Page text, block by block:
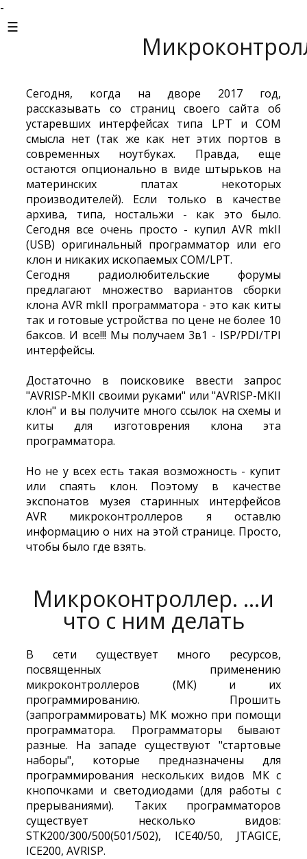
-
Сегодня, когда на дворе 2017 год,
рассказывать со страниц своего сайта об
устаревших интерфейсах типа LPT и COM
смысла нет (так же как нет этих портов в
современных ноутбуках. Правда, еще
остаются опционально в виде штырьков на
материнских платах некоторых
производителей). Если только в качестве
архива, типа, ностальжи - как это было.
Сегодня все очень просто - купил AVR mkII
(USB) оригинальный программатор или его
клон и никаких ископаемых COM/LPT.
Сегодня радиолюбительские форумы
предлагают множество вариантов сборки
клона AVR mkII программатора - это как киты
так и готовые устройства по цене не более 10
баксов. И все!!! Мы получаем 3в1 - ISP/PDI/TPI
интерфейсы.
Достаточно в поисковике ввести запрос
"AVRISP-MKII своими руками" или "AVRISP-MKII
клон" и вы получите много ссылок на схемы и
киты для изготоврения клона эта
программатора.
Но не у всех есть такая возможность - купит
или спаять клон. Поэтому в качестве
экспонатов музея старинных интерфейсов
AVR микроконтроллеров я оставлю
информацию о них на этой странице. Просто,
чтобы было где взять.
Микроконтроллер. ...и
что с ним делать
В сети существует много ресурсов,
посвященных применению
микроконтроллеров (МК) и их
программированию. Прошить
(запрограммировать) МК можно при помощи
программатора. Программаторы бывают
разные. На западе существуют "стартовые
наборы", которые предназначены для
программирования нескольких видов МК с
кнопочками и светодиодами (для работы с
прерываниями). Таких программаторов
существует несколько видов:
STK200/300/500(501/502), ICE40/50, JTAGICE,
ICE200, AVRISP.